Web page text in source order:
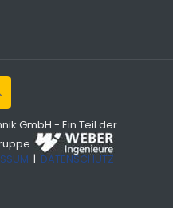
GmbH - Ein Teil der
| DATENSCHUTZ